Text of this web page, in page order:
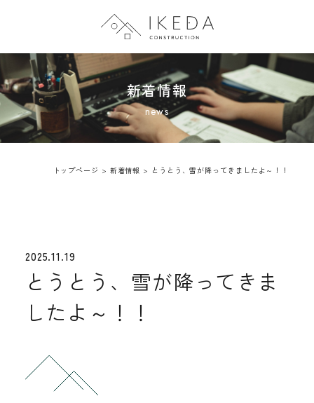
トップページ
会社案内
新着情報
トップページ > 新着情報 > とうとう、雪が降ってきましたよ～！！
2025.11.19
とうとう、雪が降ってきま
したよ～！！